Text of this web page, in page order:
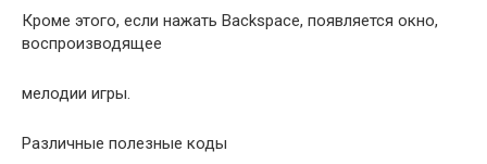
Кроме этого, если нажать Backspace, появляется окно,
воспроизводящее
мелодии игры.
Различные полезные коды